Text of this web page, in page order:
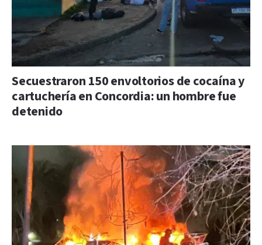
Secuestraron 150 envoltorios de cocaína y
cartuchería en Concordia: un hombre fue
detenido